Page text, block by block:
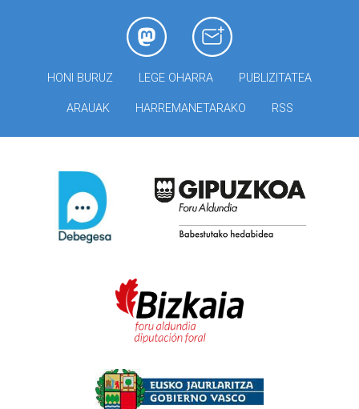
HONI BURUZ LEGE OHARRA PUBLIZITATEA
ARAUAK HARREMANETARAKO RSS